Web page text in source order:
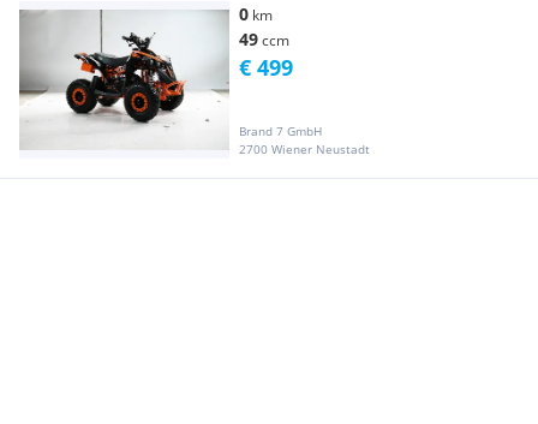
0 km
49ccm
Brand 7 GmbH
2700 Wiener Neustadt
€ 499